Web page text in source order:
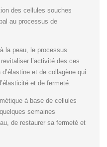
des cellules souches
au processus de
la peau, le processus
l’activité des ces
et de collagène qui
et de fermeté.
à base de cellules
semaines
de restaurer sa fermeté et